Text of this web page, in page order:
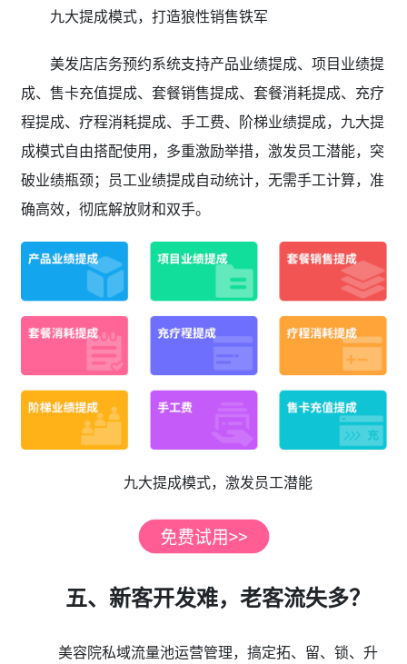
九大提成模式，打造狼性销售铁军
美发店店务预约系统支持产品业绩提成、项目业绩提
成、售卡充值提成、套餐销售提成、套餐消耗提成、充疗
程提成、疗程消耗提成、手工费、阶梯业绩提成，九大提
成模式自由搭配使用，多重激励举措，激发员工潜能，突
破业绩瓶颈；员工业绩提成自动统计，无需手工计算，准
确高效，彻底解放财和双手。
九大提成模式，激发员工潜能
五、新客开发难，老客流失多？
美容院私域流量池运营管理，搞定拓、留、锁、升